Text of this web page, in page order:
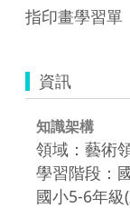
指印畫學習單
資訊
知識架構
領域：藝術
學習階段：
國小5-6年級